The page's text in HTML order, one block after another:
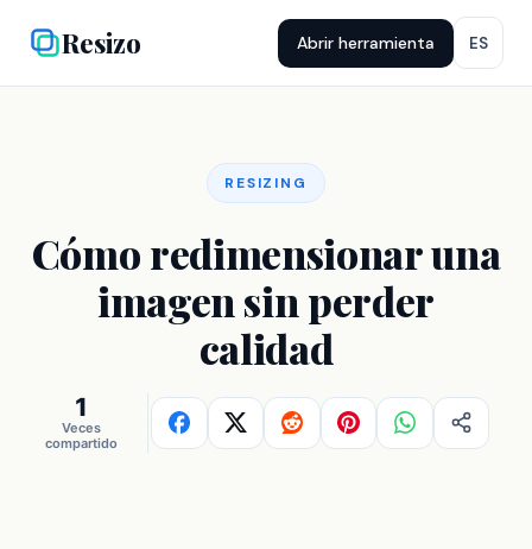
Resizo Abrir herramienta ES
RESIZING
Cómo redimensionar una
imagen sin perder
calidad
1
Veces
compartido